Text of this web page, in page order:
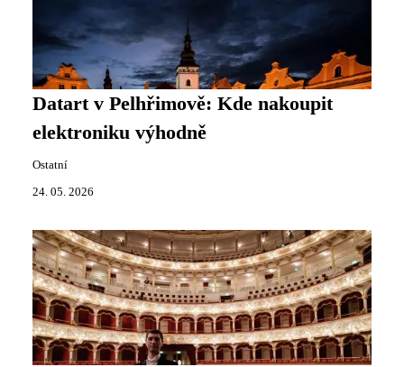
Datart v Pelhřimově: Kde nakoupit
elektroniku výhodně
Ostatní
24. 05. 2026